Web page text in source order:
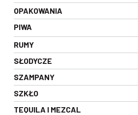
OPAKOWANIA
PIWA
RUMY
SŁODYCZE
SZAMPANY
SZKŁO
TEQUILA I MEZCAL